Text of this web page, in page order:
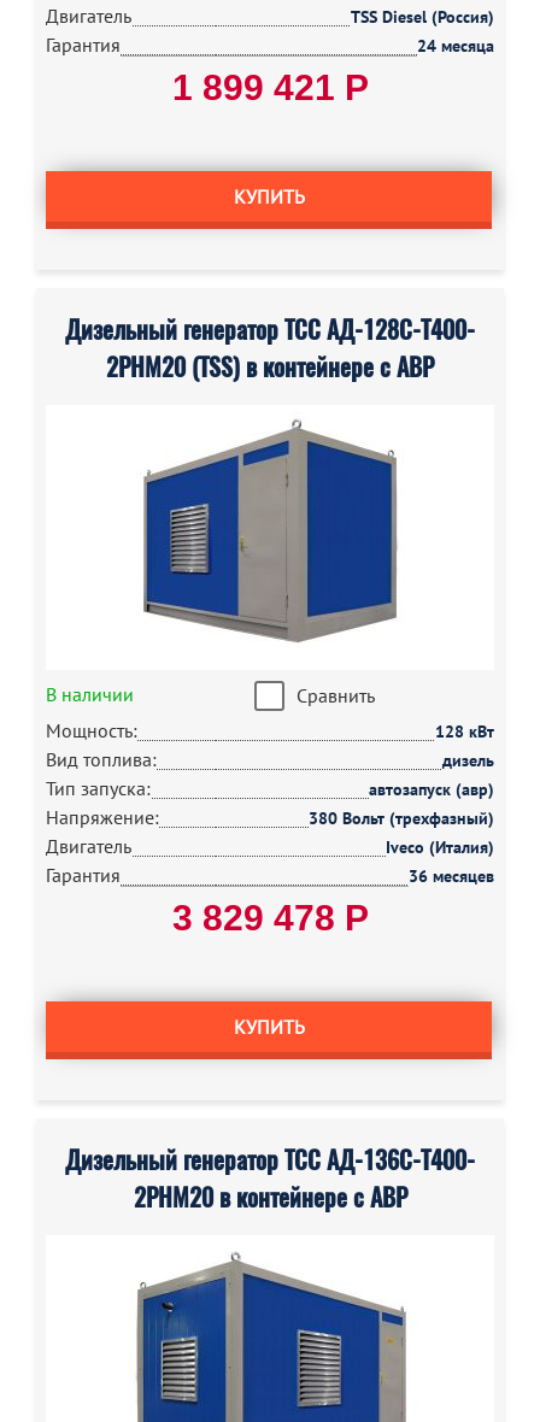
Двигатель TSS Diesel (Россия)
Гарантия 24 месяца
1 899 421 Р
КУПИТЬ
Дизельный генератор ТСС АД-128С-Т400-
2РНМ20 (TSS) в контейнере с АВР
В наличии
Сравнить
Мощность:
128 кВт
Вид топлива: дизель
Тип запуска: автозапуск (авр)
Напряжение: 380 Вольт (трехфазный)
Двигатель Iveco (Италия)
Гарантия 36 месяцев
3 829 478 Р
КУПИТЬ
Дизельный генератор ТСС АД-136С-Т400-
2РНМ20 в контейнере с АВР